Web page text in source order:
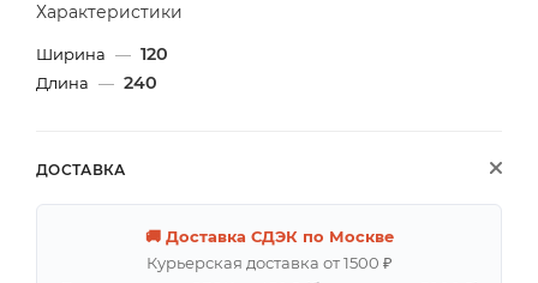
Характеристики
Ширина — 120
Длина — 240
ДОСТАВКА
🚚 Доставка СДЭК по Москве
Курьерская доставка от 1500 ₽